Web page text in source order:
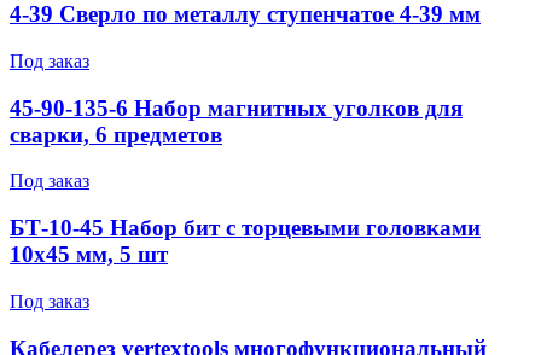
4-39 Сверло по металлу ступенчатое 4-39 мм
Под заказ
45-90-135-6 Набор магнитных уголков для
сварки, 6 предметов
Под заказ
БТ-10-45 Набор бит с торцевыми головками
10x45 мм, 5 шт
Под заказ
Кабелерез vertextools многофункциональный